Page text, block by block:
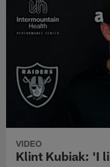
VIDEO
Klint Kubiak: 'I